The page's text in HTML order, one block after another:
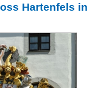
Hartenfels in